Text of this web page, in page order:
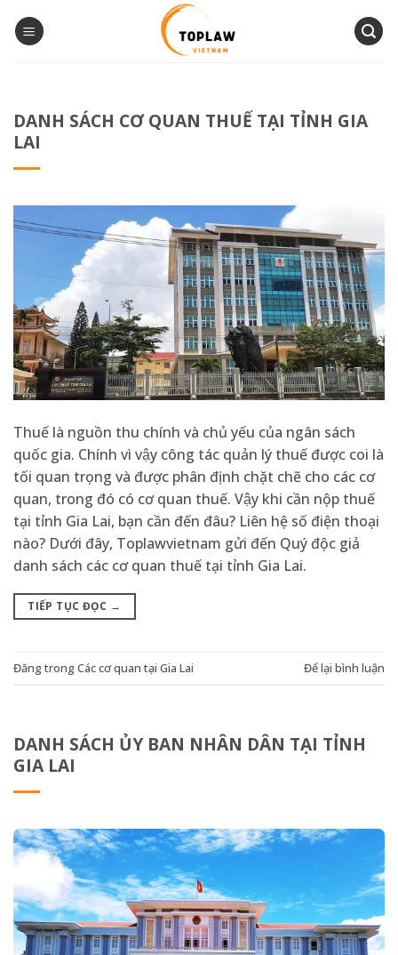
qua
DANH SÁCH CƠ QUAN THUẾ TẠI TỈNH GIA
LAI
Thuế là nguồn thu chính và chủ yếu của ngân sách
quốc gia. Chính vì vậy công tác quản lý thuế được coi là
tối quan trọng và được phân định chặt chẽ cho các cơ
quan, trong đó có cơ quan thuế. Vậy khi cần nộp thuế
tại tỉnh Gia Lai, bạn cần đến đâu? Liên hệ số điện thoại
nào? Dưới đây, Toplawvietnam gửi đến Quý độc giả
danh sách các cơ quan thuế tại tỉnh Gia Lai.
TIẾP TỤC ĐỌC →
Đăng trongCác cơ quan tại Gia Lai Để lại bình luận
DANH SÁCH ỦY BAN NHÂN DÂN TẠI TỈNH
GIA LAI